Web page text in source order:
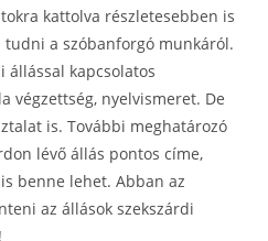
kattolva részletesebben is
a szóbanforgó munkáról.
állással kapcsolatos
végzettség, nyelvismeret. De
is. További meghatározó
lévő állás pontos címe,
benne lehet. Abban az
az állások szekszárdi